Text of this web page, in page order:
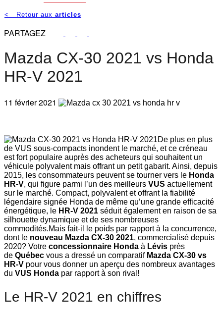
< Retour aux articles
PARTAGEZ
Mazda CX-30 2021 vs Honda
HR-V 2021
11 février 2021
De plus en plus
de VUS sous-compacts inondent le marché, et ce créneau
est fort populaire auprès des acheteurs qui souhaitent un
véhicule polyvalent mais offrant un petit gabarit. Ainsi, depuis
2015, les consommateurs peuvent se tourner vers le Honda
HR-V, qui figure parmi l’un des meilleurs VUS actuellement
sur le marché. Compact, polyvalent et offrant la fiabilité
légendaire signée Honda de même qu’une grande efficacité
énergétique, le HR-V 2021 séduit également en raison de sa
silhouette dynamique et de ses nombreuses
commodités.Mais fait-il le poids par rapport à la concurrence,
dont le nouveau Mazda CX-30 2021, commercialisé depuis
2020? Votre concessionnaire Honda à Lévis près
de Québec vous a dressé un comparatif Mazda CX-30 vs
HR-V pour vous donner un aperçu des nombreux avantages
du VUS Honda par rapport à son rival!
Le HR-V 2021 en chiffres